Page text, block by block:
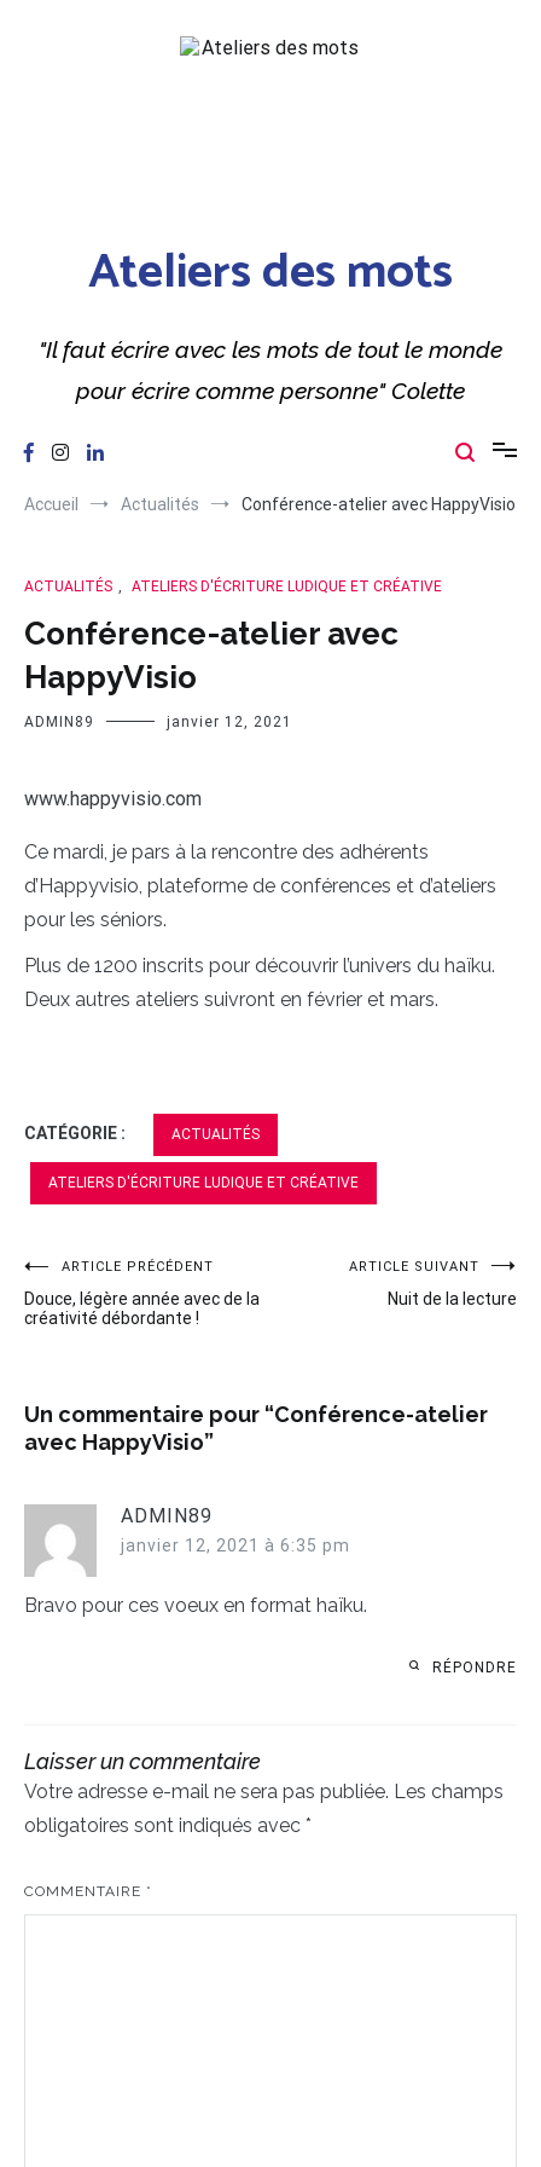
Ateliers des mots
"Il faut écrire avec les mots de tout le monde
pour écrire comme personne" Colette
Accueil Actualités Conférence-atelier avec HappyVisio
ACTUALITÉS , ATELIERS D'ÉCRITURE LUDIQUE ET CRÉATIVE
Conférence-atelier avec
HappyVisio
ADMIN89 janvier 12, 2021
www.happyvisio.com
Ce mardi, je pars à la rencontre des adhérents
d’Happyvisio, plateforme de conférences et d’ateliers
pour les séniors.
Plus de 1200 inscrits pour découvrir l’univers du haïku.
Deux autres ateliers suivront en février et mars.
CATÉGORIE : ACTUALITÉS
ATELIERS D'ÉCRITURE LUDIQUE ET CRÉATIVE
Navigation
de
ARTICLE PRÉCÉDENT
Douce, légère année avec de la
créativité débordante !
ARTICLE SUIVANT
Nuit de la lecture
Un commentaire pour “Conférence-atelier
avec HappyVisio”
ADMIN89
janvier 12, 2021 à 6:35 pm
Bravo pour ces voeux en format haïku.
RÉPONDRE
Laisser un commentaire
Votre adresse e-mail ne sera pas publiée. Les champs
obligatoires sont indiqués avec *
COMMENTAIRE *